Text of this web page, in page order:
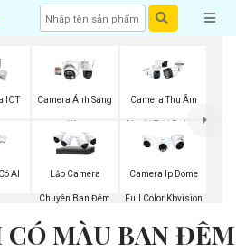
IOT Camera Ánh Sáng
Kép
Camera Thu Âm
Ngoài Trời Dahua
AI Lắp Camera
Chuyên Ban Đêm
Camera Ip Dome
Full Color Kbvision
CÓ MÀU BAN ĐÊM